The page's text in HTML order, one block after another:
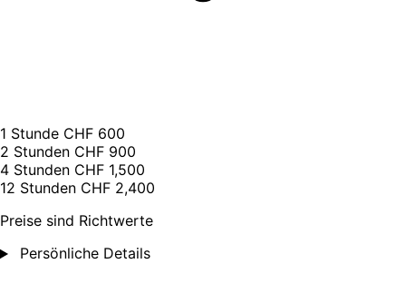
1 Stunde CHF 600
2 Stunden CHF 900
4 Stunden CHF 1,500
12 Stunden CHF 2,400
Preise sind Richtwerte
Persönliche Details